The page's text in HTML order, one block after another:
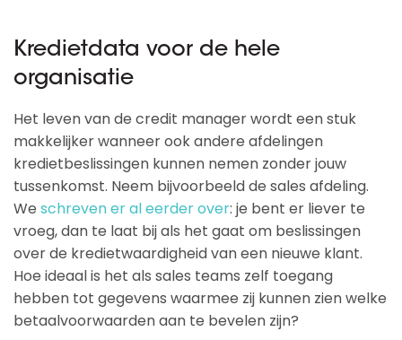
Kredietdata voor de hele
organisatie
Het leven van de credit manager wordt een stuk
makkelijker wanneer ook andere afdelingen
kredietbeslissingen kunnen nemen zonder jouw
tussenkomst. Neem bijvoorbeeld de sales afdeling.
We schreven er al eerder over: je bent er liever te
vroeg, dan te laat bij als het gaat om beslissingen
over de kredietwaardigheid van een nieuwe klant.
Hoe ideaal is het als sales teams zelf toegang
hebben tot gegevens waarmee zij kunnen zien welke
betaalvoorwaarden aan te bevelen zijn?